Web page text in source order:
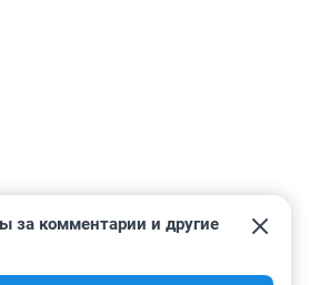
за комментарии и другие